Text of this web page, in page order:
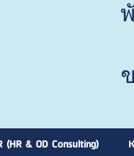
& OD Consulting)